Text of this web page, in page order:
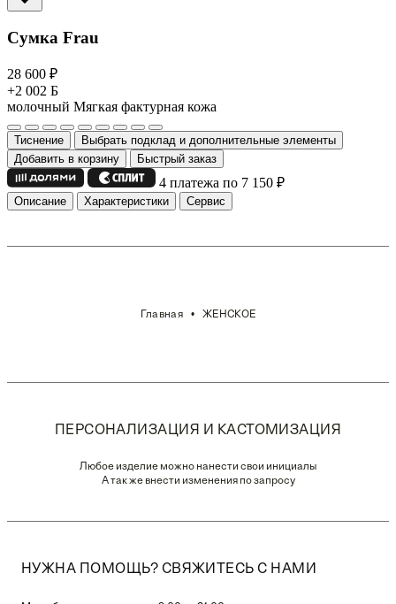
Сумка Frau
28 600 ₽
+2 002 Б
молочный Мягкая фактурная кожа
Тиснение
Выбрать подклад и дополнительные элементы
Добавить в корзину
Быстрый заказ
4 платежа по 7 150 ₽
Описание Характеристики Сервис
Главная ЖЕНСКОЕ
ПЕРСОНАЛИЗАЦИЯ И КАСТОМИЗАЦИЯ
Любое изделие можно нанести свои инициалы
А так же внести изменения по запросу
НУЖНА ПОМОЩЬ? СВЯЖИТЕСЬ С НАМИ